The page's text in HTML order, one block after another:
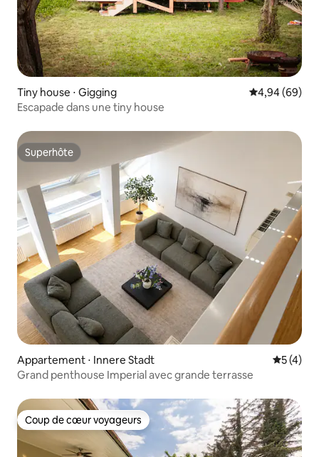
Tiny house ⋅ Gigging Évaluation
4,94 (69)
Escapade dans une tiny house
Superhôte
Superhôte
Appartement ⋅ Innere Stadt
5 (4)
Grand penthouse Imperial avec grande terrasse
Coup de cœur voyageurs
Coup de cœur voyageurs